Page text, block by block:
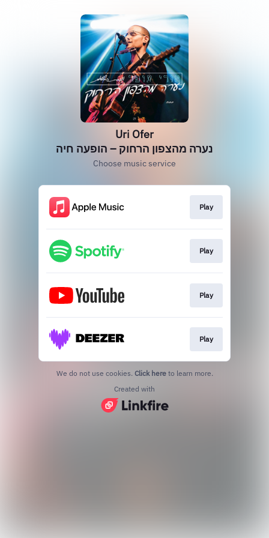
Uri Ofer
נערה מהצפון הרחוק – הופעה חיה
Choose music service
Play
Play
Play
Play
We do not use cookies. Click here to learn more.
Created with